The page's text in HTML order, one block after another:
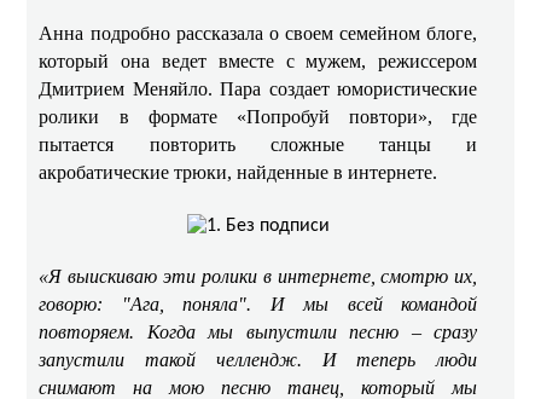
Анна подробно рассказала о своем семейном блоге,
который она ведет вместе с мужем, режиссером
Дмитрием Меняйло. Пара создает юмористические
ролики в формате «Попробуй повтори», где
пытается повторить сложные танцы и
акробатические трюки, найденные в интернете. ​​
«Я выискиваю эти ролики в интернете, смотрю их,
говорю: "Ага, поняла". И мы всей командой
повторяем. Когда мы выпустили песню – сразу
запустили такой челлендж. И теперь люди
снимают на мою песню танец, который мы